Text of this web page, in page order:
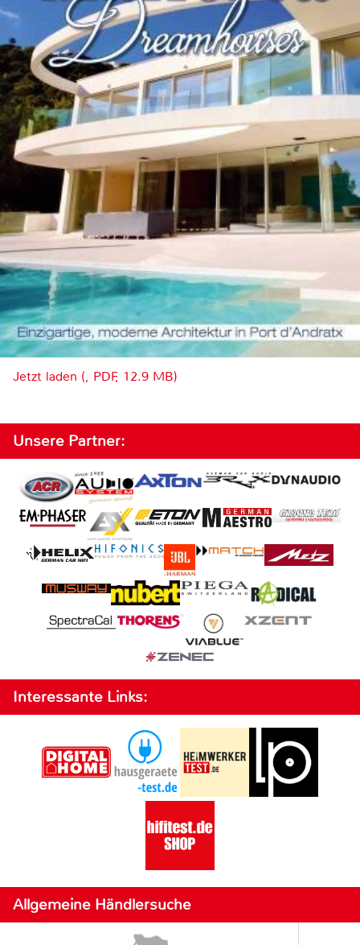
Jetzt laden (, PDF, 12.9 MB)
Unsere Partner:
Interessante Links:
Allgemeine Händlersuche